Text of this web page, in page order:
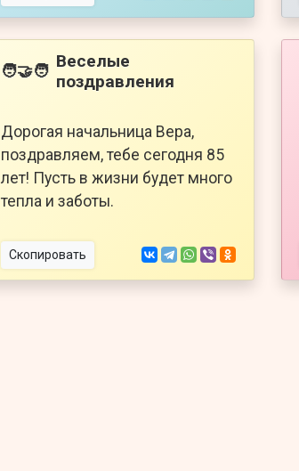
🧑‍🤝‍🧑 Веселые
поздравления
Дорогая начальница Вера,
поздравляем, тебе сегодня 85
лет! Пусть в жизни будет много
тепла и заботы.
Скопировать